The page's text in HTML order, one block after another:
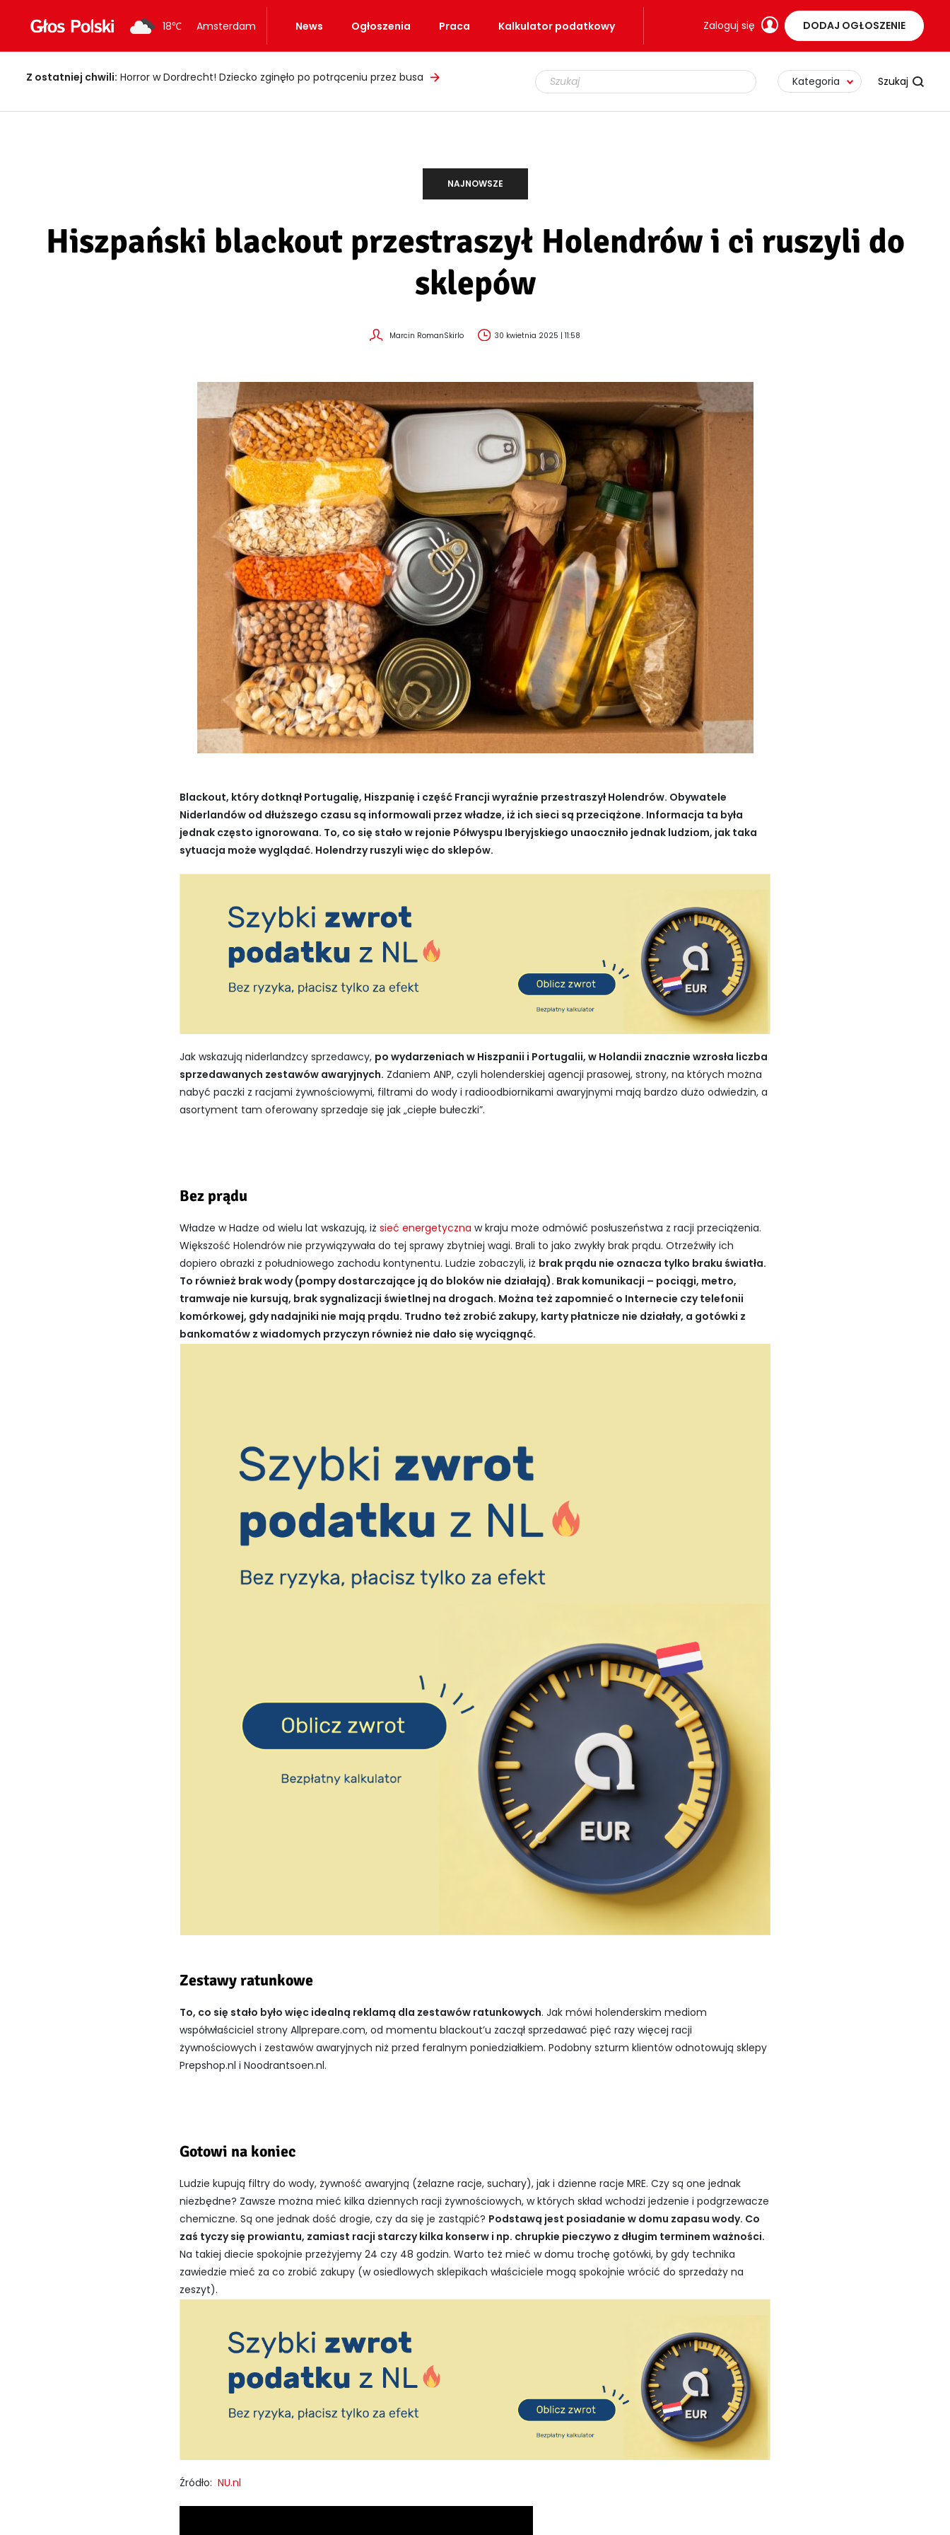
18℃ Amsterdam News Ogłoszenia Praca Kalkulator podatkowy Zaloguj się DODAJ OGŁOSZENIE
Z ostatniej chwili: Fałszywi policjanci okradali seniorów! Wpadli z łupem i podrobionymi mundurami Kategoria
NAJNOWSZE
Hiszpański blackout przestraszył Holendrów i ci ruszyli do
sklepów
Marcin RomanSkirlo 30 kwietnia 2025 | 11:58
Blackout, który dotknął Portugalię, Hiszpanię i część Francji wyraźnie przestraszył Holendrów. Obywatele
Niderlandów od dłuższego czasu są informowali przez władze, iż ich sieci są przeciążone. Informacja ta była
jednak często ignorowana. To, co się stało w rejonie Półwyspu Iberyjskiego unaoczniło jednak ludziom, jak taka
sytuacja może wyglądać. Holendrzy ruszyli więc do sklepów.
Jak wskazują niderlandzcy sprzedawcy, po wydarzeniach w Hiszpanii i Portugalii, w Holandii znacznie wzrosła liczba
sprzedawanych zestawów awaryjnych. Zdaniem ANP, czyli holenderskiej agencji prasowej, strony, na których można
nabyć paczki z racjami żywnościowymi, filtrami do wody i radioodbiornikami awaryjnymi mają bardzo dużo odwiedzin, a
asortyment tam oferowany sprzedaje się jak „ciepłe bułeczki”.
Bez prądu
Władze w Hadze od wielu lat wskazują, iż sieć energetyczna w kraju może odmówić posłuszeństwa z racji przeciążenia.
Większość Holendrów nie przywiązywała do tej sprawy zbytniej wagi. Brali to jako zwykły brak prądu. Otrzeźwiły ich
dopiero obrazki z południowego zachodu kontynentu. Ludzie zobaczyli, iż brak prądu nie oznacza tylko braku światła.
To również brak wody (pompy dostarczające ją do bloków nie działają). Brak komunikacji – pociągi, metro,
tramwaje nie kursują, brak sygnalizacji świetlnej na drogach. Można też zapomnieć o Internecie czy telefonii
komórkowej, gdy nadajniki nie mają prądu. Trudno też zrobić zakupy, karty płatnicze nie działały, a gotówki z
bankomatów z wiadomych przyczyn również nie dało się wyciągnąć.
Zestawy ratunkowe
To, co się stało było więc idealną reklamą dla zestawów ratunkowych. Jak mówi holenderskim mediom
współwłaściciel strony Allprepare.com, od momentu blackout’u zaczął sprzedawać pięć razy więcej racji
żywnościowych i zestawów awaryjnych niż przed feralnym poniedziałkiem. Podobny szturm klientów odnotowują sklepy
Prepshop.nl i Noodrantsoen.nl.
Gotowi na koniec
Ludzie kupują filtry do wody, żywność awaryjną (żelazne racje, suchary), jak i dzienne racje MRE. Czy są one jednak
niezbędne? Zawsze można mieć kilka dziennych racji żywnościowych, w których skład wchodzi jedzenie i podgrzewacze
chemiczne. Są one jednak dość drogie, czy da się je zastąpić? Podstawą jest posiadanie w domu zapasu wody. Co
zaś tyczy się prowiantu, zamiast racji starczy kilka konserw i np. chrupkie pieczywo z długim terminem ważności.
Na takiej diecie spokojnie przeżyjemy 24 czy 48 godzin. Warto też mieć w domu trochę gotówki, by gdy technika
zawiedzie mieć za co zrobić zakupy (w osiedlowych sklepikach właściciele mogą spokojnie wrócić do sprzedaży na
zeszyt).
Źródło: NU.nl